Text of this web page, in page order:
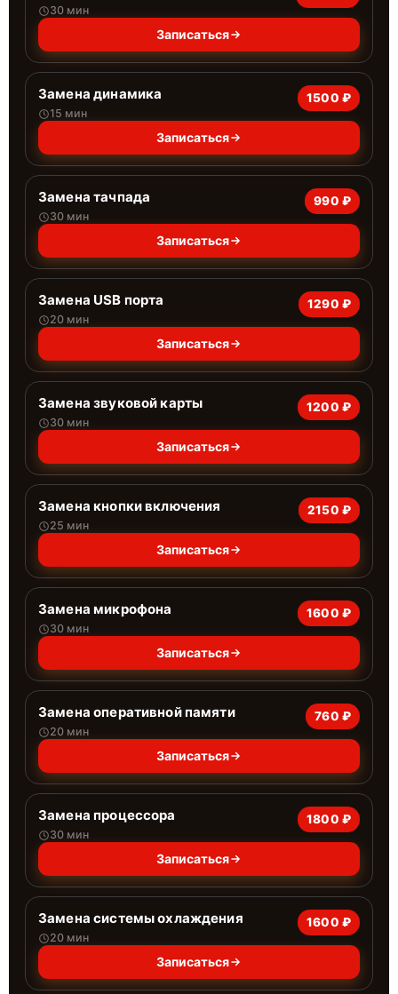
30 мин
Записаться
Замена динамика
15 мин
1500 ₽
Записаться
Замена тачпада
30 мин
990 ₽
Записаться
Замена USB порта
20 мин
1290 ₽
Записаться
Замена звуковой карты
30 мин
1200 ₽
Записаться
Замена кнопки включения
25 мин
2150 ₽
Записаться
Замена микрофона
30 мин
1600 ₽
Записаться
Замена оперативной памяти
20 мин
760 ₽
Записаться
Замена процессора
30 мин
1800 ₽
Записаться
Замена системы охлаждения
20 мин
1600 ₽
Записаться